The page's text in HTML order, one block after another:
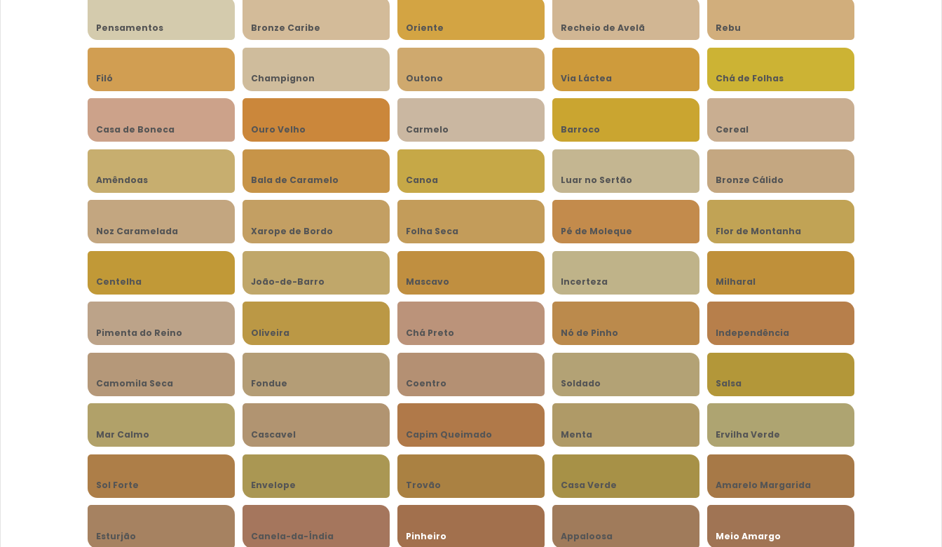
Pensamentos Bronze Caribe Oriente Recheio de Avelã Rebu
Filó Champignon Outono Via Láctea Chá de Folhas
Casa de Boneca Ouro Velho Carmelo Barroco Cereal
Amêndoas Bala de Caramelo Canoa Luar no Sertão Bronze Cálido
Noz Caramelada Xarope de Bordo Folha Seca Pé de Moleque Flor de Montanha
Centelha João-de-Barro Mascavo Incerteza Milharal
Pimenta do Reino Oliveira Chá Preto Nó de Pinho Independência
Camomila Seca Fondue Coentro Soldado Salsa
Mar Calmo Cascavel Capim Queimado Menta Ervilha Verde
Sol Forte Envelope Trovão Casa Verde Amarelo Margarida
Esturjão Canela-da-Índia Pinheiro Appaloosa Meio Amargo